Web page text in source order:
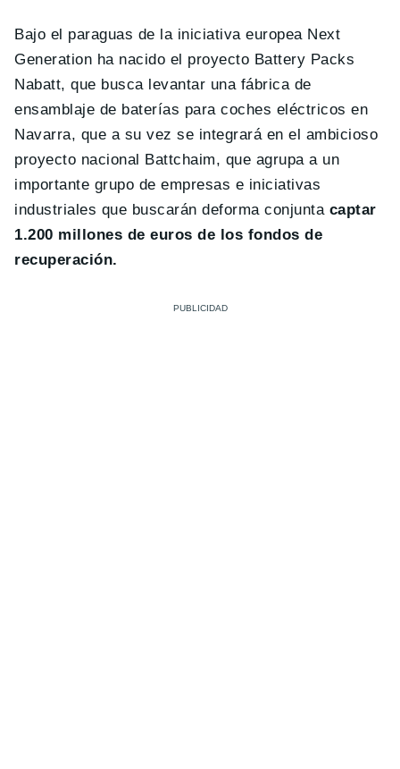
Bajo el paraguas de la iniciativa europea Next
Generation ha nacido el proyecto Battery Packs
Nabatt, que busca levantar una fábrica de
ensamblaje de baterías para coches eléctricos en
Navarra, que a su vez se integrará en el ambicioso
proyecto nacional Battchaim, que agrupa a un
importante grupo de empresas e iniciativas
industriales que buscarán deforma conjuntacaptar
1.200 millones de euros de los fondos de
recuperación.